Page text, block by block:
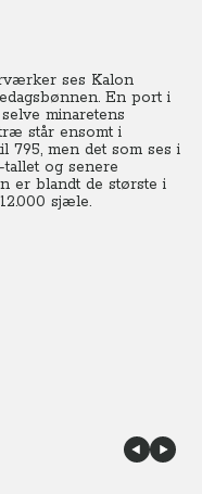
ses Kalon
En port i
minaretens
står ensomt i
795, men det som ses i
og senere
er blandt de største i
sjæle.